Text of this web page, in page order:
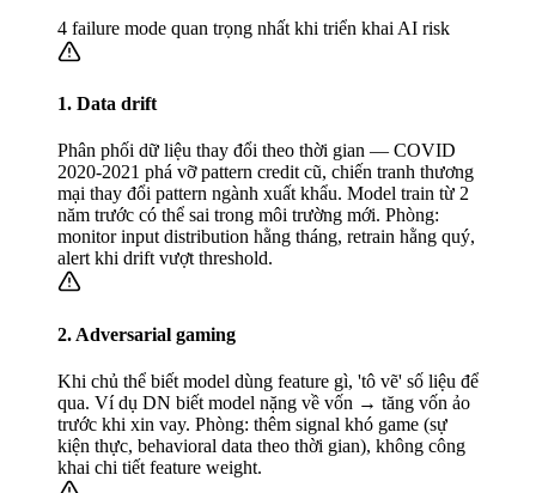
4 failure mode quan trọng nhất khi triển khai AI risk
1. Data drift
Phân phối dữ liệu thay đổi theo thời gian — COVID
2020-2021 phá vỡ pattern credit cũ, chiến tranh thương
mại thay đổi pattern ngành xuất khẩu. Model train từ 2
năm trước có thể sai trong môi trường mới. Phòng:
monitor input distribution hằng tháng, retrain hằng quý,
alert khi drift vượt threshold.
2. Adversarial gaming
Khi chủ thể biết model dùng feature gì, 'tô vẽ' số liệu để
qua. Ví dụ DN biết model nặng về vốn → tăng vốn ảo
trước khi xin vay. Phòng: thêm signal khó game (sự
kiện thực, behavioral data theo thời gian), không công
khai chi tiết feature weight.